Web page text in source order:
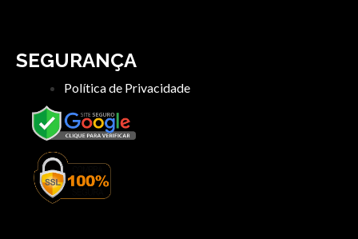
SEGURANÇA
Política de Privacidade